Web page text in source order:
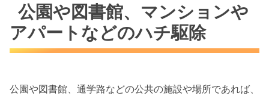
公園や図書館、マンションや
アパートなどのハチ駆除
公園や図書館、通学路などの公共の施設や場所であれば、